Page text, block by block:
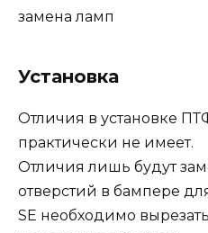
Установка
Отличия в установке
практически не имеет.
Отличия лишь будут
отверстий в бампере
SE необходимо